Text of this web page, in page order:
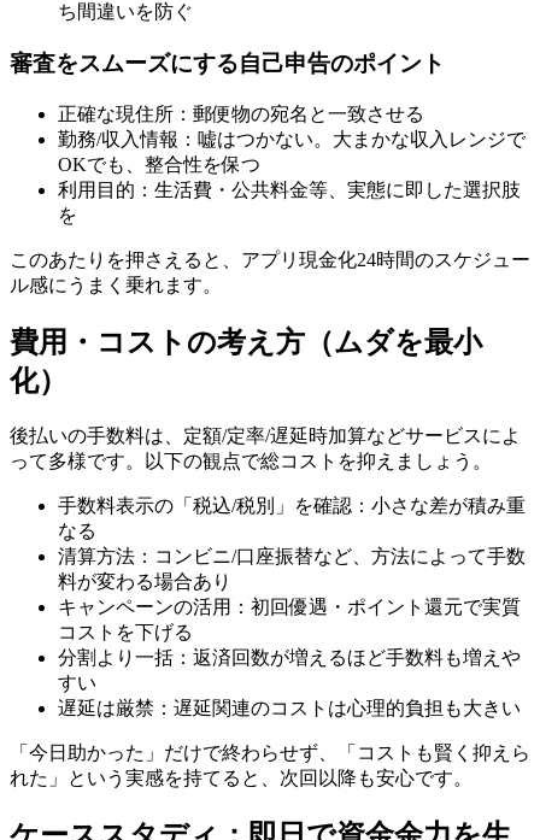
ち間違いを防ぐ
審査をスムーズにする自己申告のポイント
正確な現住所：郵便物の宛名と一致させる
勤務/収入情報：嘘はつかない。大まかな収入レンジで
OKでも、整合性を保つ
利用目的：生活費・公共料金等、実態に即した選択肢
を
このあたりを押さえると、アプリ現金化24時間のスケジュー
ル感にうまく乗れます。
費用・コストの考え方（ムダを最小
化）
後払いの手数料は、定額/定率/遅延時加算などサービスによ
って多様です。以下の観点で総コストを抑えましょう。
手数料表示の「税込/税別」を確認：小さな差が積み重
なる
清算方法：コンビニ/口座振替など、方法によって手数
料が変わる場合あり
キャンペーンの活用：初回優遇・ポイント還元で実質
コストを下げる
分割より一括：返済回数が増えるほど手数料も増えや
すい
遅延は厳禁：遅延関連のコストは心理的負担も大きい
「今日助かった」だけで終わらせず、「コストも賢く抑えら
れた」という実感を持てると、次回以降も安心です。